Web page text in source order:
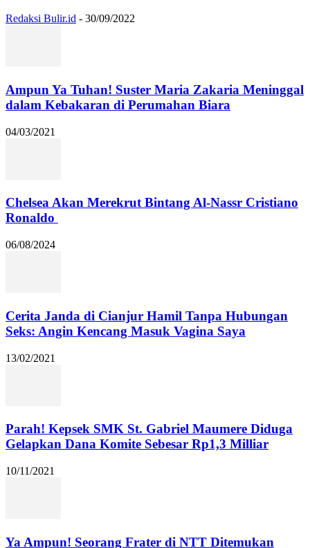
Redaksi Bulir.id - 30/09/2022
Ampun Ya Tuhan! Suster Maria Zakaria Meninggal
dalam Kebakaran di Perumahan Biara
04/03/2021
Chelsea Akan Merekrut Bintang Al-Nassr Cristiano
Ronaldo
06/08/2024
Cerita Janda di Cianjur Hamil Tanpa Hubungan
Seks: Angin Kencang Masuk Vagina Saya
13/02/2021
Parah! Kepsek SMK St. Gabriel Maumere Diduga
Gelapkan Dana Komite Sebesar Rp1,3 Milliar
10/11/2021
Ya Ampun! Seorang Frater di NTT Ditemukan